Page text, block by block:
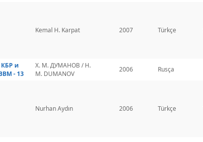
Kemal H. Karpat 2007 Türkçe
и
- 13
Х. М. ДУМАНОВ / H.
M. DUMANOV
2006 Rusça
Nurhan Aydın 2006 Türkçe